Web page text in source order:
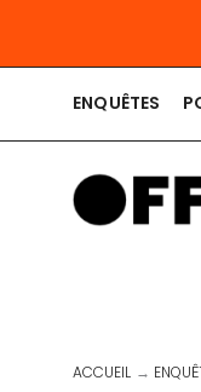
au
contenuENQUÊTES
ACCUEIL